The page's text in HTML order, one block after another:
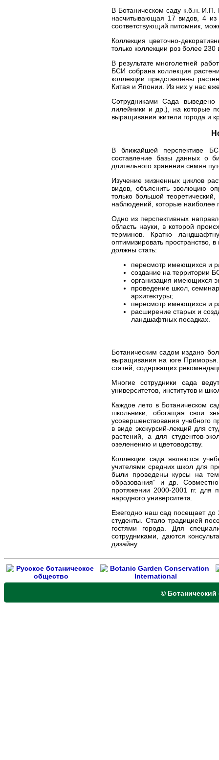
В Ботаническом саду к.б.н. И.П.
насчитывающая 17 видов, 4
соответствующий питомник,
Коллекция цветочно-
только коллекции роз более 230
В результате многолетней
БСИ собрана коллекция
коллекции представлены
Китая и Японии. Из них у нас
Сотрудниками Сада выведено
лилейники и др.), на которые
выращивания жители города и
В ближайшей перспективе
составление базы данных о
длительного хранения семян
Изучение жизненных циклов
видов, объяснить эволюцию
только большой
наблюдений, которые наиболее
Одно из перспективных
область науки, в которой
терминов. Кратко
оптимизировать пространство,
должны стать:
пересмотр имеющихся и
создание на территории
организация имеющихся
проведение школ,
архитектуры;
пересмотр имеющихся и
расширение старых и
ландшафтных посадках.
Ботаническим садом издано
выращивания на юге
статей, содержащих
Многие сотрудники cада
университетов, институтов и
Каждое лето в Ботаническом
школьники, обогащая свои
усовершенствования учебного
в виде экскурсий-лекций для
растений, а для студентов-
озеленению и цветоводству.
Коллекции cада являются
учителями средних школ для
были проведены курсы на
образования” и др.
протяжении 2000-2001 гг. для
народного университета.
Ежегодно наш сад посещает до
студенты. Стало традицией
гостями города. Для
сотрудниками, даются
дизайну.
© Ботанический